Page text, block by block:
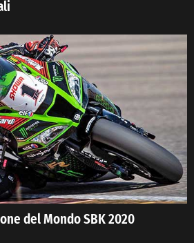
del Mondo SBK 2020